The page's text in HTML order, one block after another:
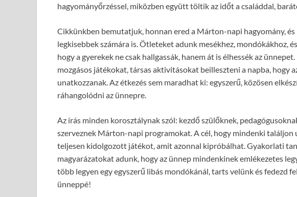
hagyományőrzéssel, miközben együtt töltik az időt a családdal,
Cikkünkben bemutatjuk, honnan ered a Márton-napi hagyomány,
legkisebbek számára is. Ötleteket adunk mesékhez, mondókákhoz,
hogy a gyerekek ne csak hallgassák, hanem át is élhessék az
mozgásos játékokat, társas aktivitásokat beilleszteni a napba, hogy
unatkozzanak. Az étkezés sem maradhat ki: egyszerű, közösen
ráhangolódni az ünnepre.
Az írás minden korosztálynak szól: kezdő szülőknek,
szerveznek Márton-napi programokat. A cél, hogy mindenki találjon
teljesen kidolgozott játékot, amit azonnal kipróbálhat. Gyakorlati
magyarázatokat adunk, hogy az ünnep mindenkinek emlékezetes
több legyen egy egyszerű libás mondókánál, tarts velünk és fedezd
ünneppé!